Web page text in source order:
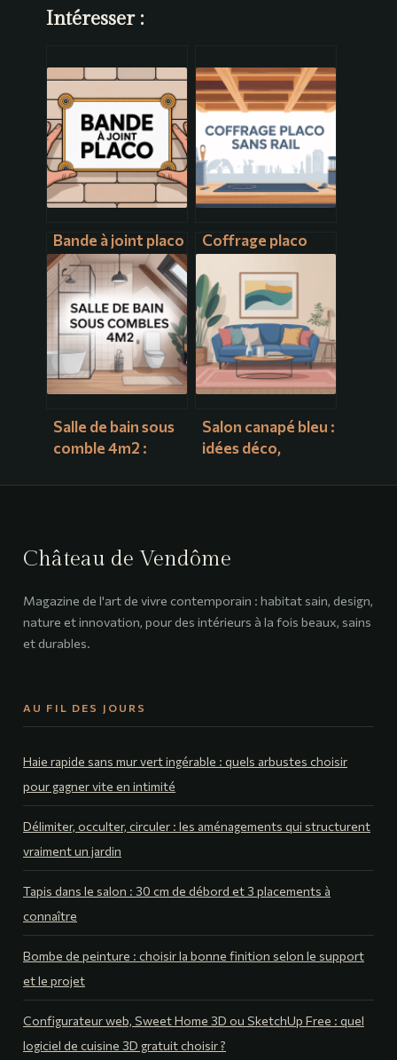
Intéresser :
Bande à joint placo
: conseils
essentiels pour
des joints invisibles
Coffrage placo
méthodes simples
et astuces de pro
Salle de bain sous
comble 4m2 :
optimiser chaque
Salon canapé bleu :
idées déco,
couleurs et styles
Château de Vendôme
Magazine de l'art de vivre contemporain : habitat sain, design,
nature et innovation, pour des intérieurs à la fois beaux, sains
et durables.
AU FIL DES JOURS
Haie rapide sans mur vert ingérable : quels arbustes choisir
pour gagner vite en intimité
Délimiter, occulter, circuler : les aménagements qui structurent
vraiment un jardin
Tapis dans le salon : 30 cm de débord et 3 placements à
connaître
Bombe de peinture : choisir la bonne finition selon le support
et le projet
Configurateur web, Sweet Home 3D ou SketchUp Free : quel
logiciel de cuisine 3D gratuit choisir ?